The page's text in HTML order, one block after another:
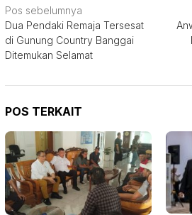
Navigasi
pos
Pos sebelumnya
Dua Pendaki Remaja Tersesat
di Gunung Country Banggai
Ditemukan Selamat
POS TERKAIT